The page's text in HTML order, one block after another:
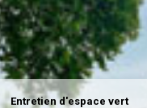
Entretien d'espace vert